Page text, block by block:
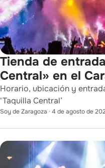
Tienda de
Central» en el
Horario, ubicación y
‘Taquilla Central’
Soy de Zaragoza · 4 de agosto de